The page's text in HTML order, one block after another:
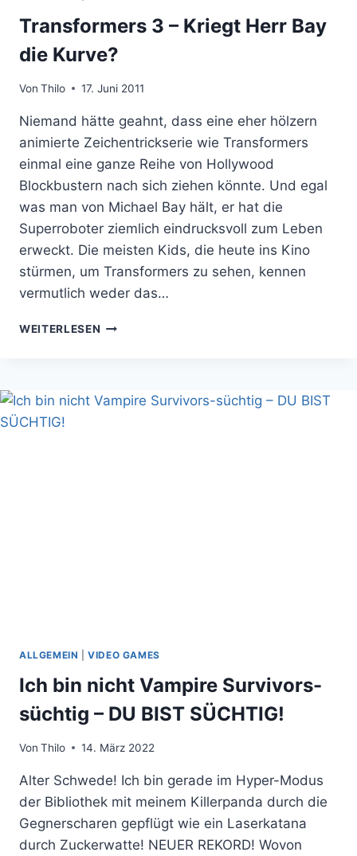
Transformers 3 – Kriegt Herr Bay
die Kurve?
Von Thilo 17. Juni 2011
Niemand hätte geahnt, dass eine eher hölzern
animierte Zeichentrickserie wie Transformers
einmal eine ganze Reihe von Hollywood
Blockbustern nach sich ziehen könnte. Und egal
was man von Michael Bay hält, er hat die
Superroboter ziemlich eindrucksvoll zum Leben
erweckt. Die meisten Kids, die heute ins Kino
stürmen, um Transformers zu sehen, kennen
vermutlich weder das…
WEITERLESEN TRANSFORMERS
BAY
ALLGEMEIN |VIDEO GAMES
Ich bin nicht Vampire Survivors-
süchtig – DU BIST SÜCHTIG!
Von Thilo 14. März 2022
Alter Schwede! Ich bin gerade im Hyper-Modus
der Bibliothek mit meinem Killerpanda durch die
Gegnerscharen gepflügt wie ein Laserkatana
durch Zuckerwatte! NEUER REKORD! Wovon